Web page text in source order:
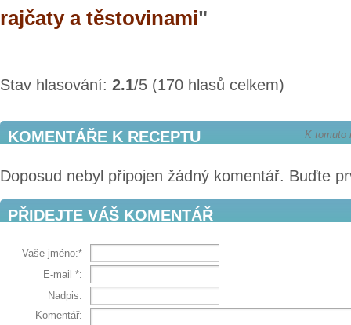
rajčaty a těstovinami"
Stav hlasování: 2.1/5 (170 hlasů celkem)
KOMENTÁŘE K RECEPTU K tomuto
Doposud nebyl připojen žádný komentář. Buďte
PŘIDEJTE VÁŠ KOMENTÁŘ
Vaše jméno:*
E-mail *:
Nadpis:
Komentář: